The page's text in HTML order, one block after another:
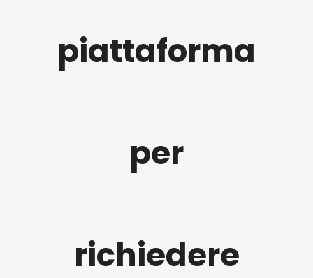
piattaforma
per
richiedere